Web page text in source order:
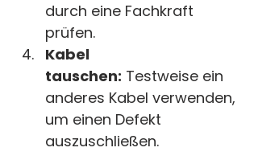
durch eine Fachkraft
prüfen.
Kabel
tauschen: Testweise ein
anderes Kabel verwenden,
um einen Defekt
auszuschließen.